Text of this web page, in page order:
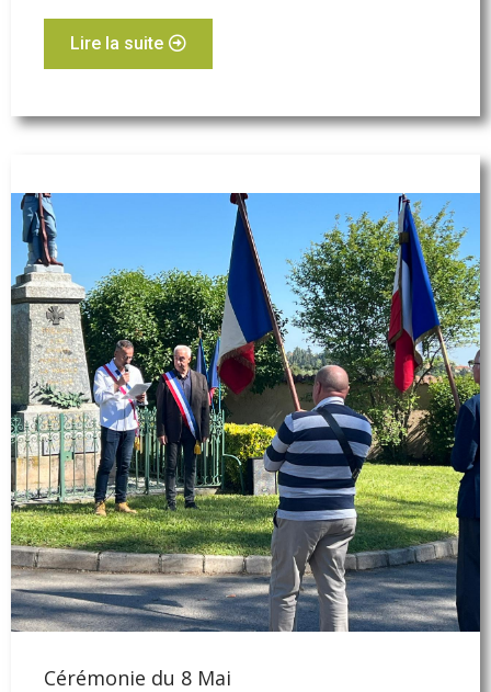
Lire la suite
Cérémonie du 8 Mai